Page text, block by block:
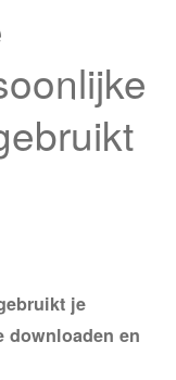
je
downloaden en